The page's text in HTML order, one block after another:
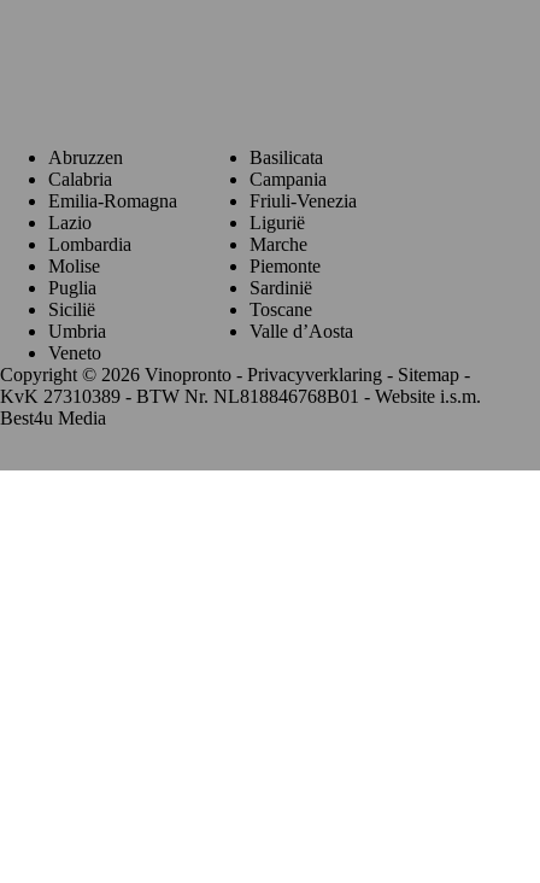
Abruzzen
Basilicata
Calabria
Campania
Emilia-Romagna
Friuli-Venezia
Lazio
Ligurië
Lombardia
Marche
Molise
Piemonte
Puglia
Sardinië
Sicilië
Toscane
Umbria
Valle d’Aosta
Veneto
Copyright © 2026 Vinopronto - Privacyverklaring - Sitemap -
KvK 27310389 - BTW Nr. NL818846768B01 - Website i.s.m.
Best4u Media